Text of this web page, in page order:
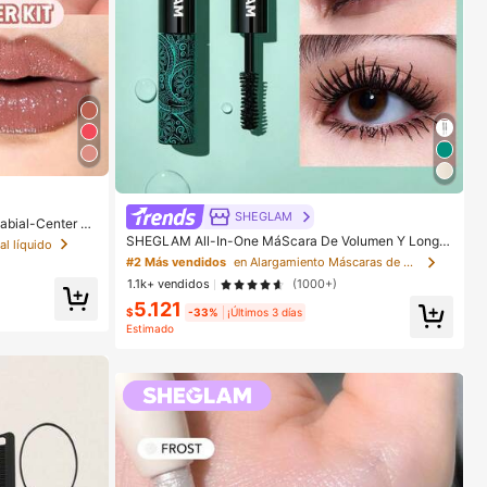
Center St
Maquill
líquido
SHEGLAM
SHEGLAM All-In-One MáScara De Volumen Y Longit
ud PestañAs Marca De Belleza CosméTica Maquillaje
Para Mujeres Y NiñAs
#2 Más vendidos
en Alargamiento Máscaras de pestañas
1.1k+ vendidos
(1000+)
$5.121 -33%
¡Últimos 3 días
Estimado